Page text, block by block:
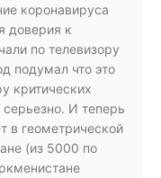
коронавируса
доверия к
по телевизору
подумал что это
критических
серьезно. И теперь
в геометрической
(из 5000 по